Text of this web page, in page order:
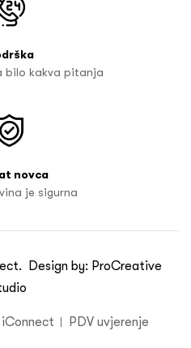
bilo kakva pitanja
novca
je sigurna
. Design by: ProCreative
iConnect PDV uvjerenje